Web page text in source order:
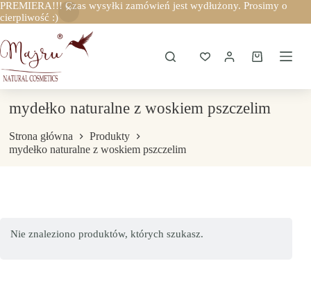
PREMIERA!!! Czas wysyłki zamówień jest wydłużony. Prosimy o
cierpliwość :)
do
treści
Koszyk
mydełko naturalne z woskiem pszczelim
Strona główna
Produkty
mydełko naturalne z woskiem pszczelim
Nie znaleziono produktów, których szukasz.